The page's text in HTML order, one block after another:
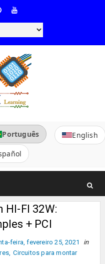
Português
English
FI 32W:
+ PCI
feira, fevereiro 25, 2021
in
, Circuitos para montar